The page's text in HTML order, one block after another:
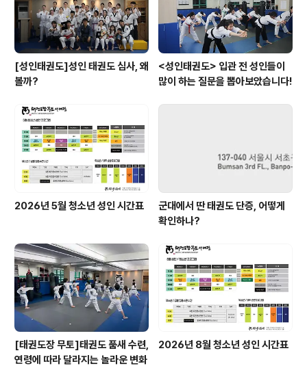
[성인태권도]성인 태권도 심사, 왜
볼까?
<성인태권도> 입관 전 성인들이
많이 하는 질문을 뽑아보았습니다!
2026년 5월 청소년 성인 시간표
군대에서 딴 태권도 단증, 어떻게
확인하나?
[태권도장 무토]태권도 품새 수련,
연령에 따라 달라지는 놀라운 변화
2026년 8월 청소년 성인 시간표